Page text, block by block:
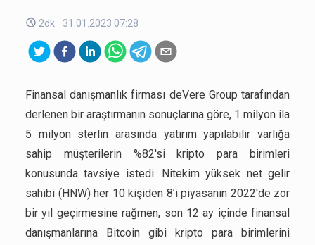
2dk 31.01.2023 07:28
Finansal danışmanlık firması deVere Group tarafından
derlenen bir araştırmanın sonuçlarına göre, 1 milyon ila
5 milyon sterlin arasında yatırım yapılabilir varlığa
sahip müşterilerin %82'si kripto para birimleri
konusunda tavsiye istedi. Nitekim yüksek net gelir
sahibi (HNW) her 10 kişiden 8’i piyasanın 2022'de zor
bir yıl geçirmesine rağmen, son 12 ay içinde finansal
danışmanlarına Bitcoin gibi kripto para birimlerini